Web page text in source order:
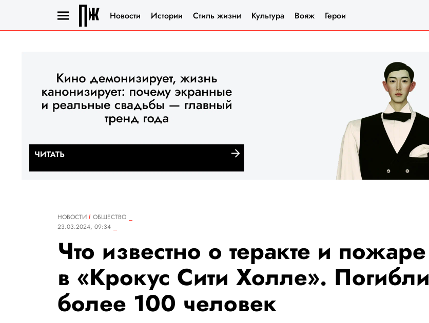
Новости Истории Стиль жизни Культура Вояж Герои
НОВОСТИ
ОБЩЕСТВО
23.03.2024, 09:34
Что известно о теракте и пожаре
в «Крокус Сити Холле». Погибли
более 100 человек